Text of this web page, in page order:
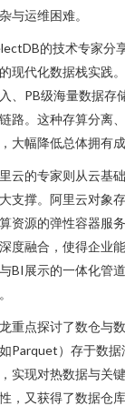
与运维困难。
的技术专家分
现代化数据栈实践
、PB级海量数据存
路。这种存算分离
大幅降低总体拥有
云的专家则从云基
支撑。阿里云对象
资源的弹性容器服
度融合，使得企业
BI展示的一体化管
重点探讨了数仓与
Parquet）存于数
实现对热数据与关
，又获得了数据仓